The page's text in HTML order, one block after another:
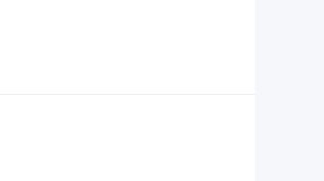
9；（三）采购内容：为